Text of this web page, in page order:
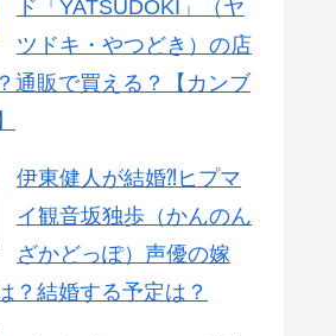
ド「YATSUDOKI」（ヤ
ツドキ・やつどき）の店
通販で買える？【カンブ
伊東健人が結婚⁈ヒプマ
イ観音坂独歩（かんのん
ざかどっぽ）声優の嫁
？結婚する予定は？